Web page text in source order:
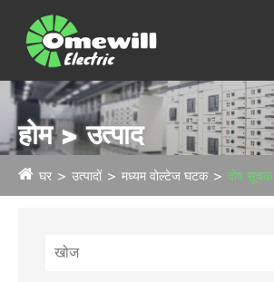
होम > उत्पाद
घर उत्पादों मध्यम वोल्टेज घटक दोष सूचक